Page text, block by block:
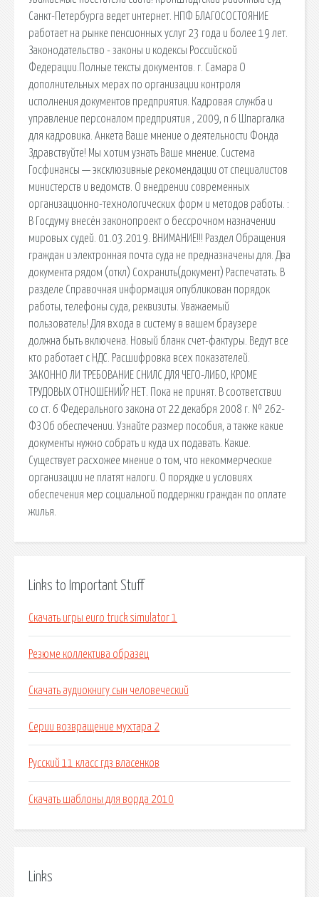
Санкт-Петербурга ведет интернет. НПФ БЛАГОСОСТОЯНИЕ
работает на рынке пенсионных услуг 23 года и более 19 лет.
Законодательство - законы и кодексы Российской
Федерации.Полные тексты документов. г. Самара О
дополнительных мерах по организации контроля
исполнения документов предприятия. Кадровая служба и
управление персоналом предприятия , 2009, n 6 Шпаргалка
для кадровика. Анкета Ваше мнение о деятельности Фонда
Здравствуйте! Мы хотим узнать Ваше мнение. Система
Госфинансы — эксклюзивные рекомендации от специалистов
министерств и ведомств. О внедрении современных
организационно-технологических форм и методов работы. :
В Госдуму внесён законопроект о бессрочном назначении
мировых судей. 01.03.2019. ВНИМАНИЕ!!! Раздел Обращения
граждан и электронная почта суда не предназначены для. Два
документа рядом (откл) Сохранить(документ) Распечатать. В
разделе Справочная информация опубликован порядок
работы, телефоны суда, реквизиты. Уважаемый
пользователь! Для входа в систему в вашем браузере
должна быть включена. Новый бланк счет-фактуры. Ведут все
кто работает с НДС. Расшифровка всех показателей.
ЗАКОННО ЛИ ТРЕБОВАНИЕ СНИЛС ДЛЯ ЧЕГО-ЛИБО, КРОМЕ
ТРУДОВЫХ ОТНОШЕНИЙ? НЕТ. Пока не принят. В соответствии
со ст. 6 Федерального закона от 22 декабря 2008 г. № 262-
ФЗ Об обеспечении. Узнайте размер пособия, а также какие
документы нужно собрать и куда их подавать. Какие.
Существует расхожее мнение о том, что некоммерческие
организации не платят налоги. О порядке и условиях
обеспечения мер социальной поддержки граждан по оплате
жилья.
Links to Important Stuff
Скачать игры euro truck simulator 1
Резюме коллектива образец
Скачать аудиокнигу сын человеческий
Серии возвращение мухтара 2
Русский 11 класс гдз власенков
Скачать шаблоны для ворда 2010
Links